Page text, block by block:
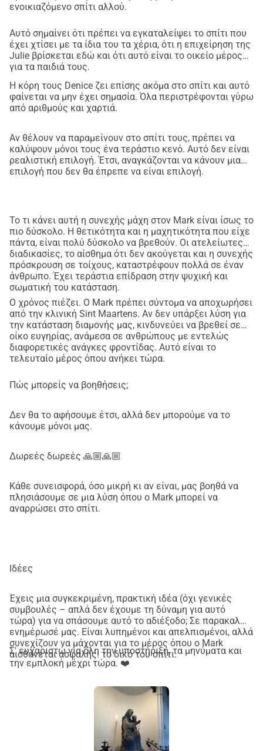
προσαρμοσμένο σπίτι. Ένα μέρος όπου θα μπορεί να
βήμα-βήμα να ξαναχτίσει το μέλλον του. Η υποστήριξή
σου κάνει πραγματικά τη διαφορά. Είτε μπορείς να
προσφέρεις ένα μικρό είτε ένα μεγάλο ποσό, κάθε
Μπορείς να δωρίσεις μέσω αυτής της σελίδας και πόσο
ωραίο θα ήταν να μοιραστεί αυτή η δράση με όσο το
δώσουμε στον Mark την ευκαιρία να κοιτάξει μπροστά.
Σύντομα θα ξεκινήσει η δράση μας με τα λουκάνικα, με
την ελπίδα να πλησιάσουμε πιο κοντά στον στόχο μας.
Για περισσότερες πληροφορίες μπορείς να
ενοικιαζόμενο σπίτι αλλού.
Αυτό σημαίνει ότι πρέπει να εγκαταλείψει το σπίτι που
έχει χτίσει με τα ίδια του τα χέρια, ότι η επιχείρηση της
Julie βρίσκεται εδώ και ότι αυτό είναι το οικείο μέρος
για τα παιδιά τους.
Η κόρη τους Denice ζει επίσης ακόμα στο σπίτι και αυτό
φαίνεται να μην έχει σημασία. Όλα περιστρέφονται γύρω
από αριθμούς και χαρτιά.
Αν θέλουν να παραμείνουν στο σπίτι τους, πρέπει να
καλύψουν μόνοι τους ένα τεράστιο κενό. Αυτό δεν είναι
ρεαλιστική επιλογή. Έτσι, αναγκάζονται να κάνουν μια
επιλογή που δεν θα έπρεπε να είναι επιλογή.
Το τι κάνει αυτή η συνεχής μάχη στον Mark είναι ίσως το
πιο δύσκολο. Η θετικότητα και η μαχητικότητα που είχε
πάντα, είναι πολύ δύσκολο να βρεθούν. Οι ατελείωτες
διαδικασίες, το αίσθημα ότι δεν ακούγεται και η συνεχής
πρόσκρουση σε τοίχους, καταστρέφουν πολλά σε έναν
άνθρωπο. Έχει τεράστια επίδραση στην ψυχική και
σωματική του κατάσταση.
Ο χρόνος πιέζει. Ο Mark πρέπει σύντομα να αποχωρήσει
από την κλινική Sint Maartens. Αν δεν υπάρξει λύση για
την κατάσταση διαμονής μας, κινδυνεύει να βρεθεί σε
οίκο ευγηρίας, ανάμεσα σε ανθρώπους με εντελώς
διαφορετικές ανάγκες φροντίδας. Αυτό είναι το
τελευταίο μέρος όπου ανήκει τώρα.
Πώς μπορείς να βοηθήσεις;
Δεν θα το αφήσουμε έτσι, αλλά δεν μπορούμε να το
κάνουμε μόνοι μας.
Δωρεές δωρεές 🙏🏼🙏🏼
Κάθε συνεισφορά, όσο μικρή κι αν είναι, μας βοηθά να
πλησιάσουμε σε μια λύση όπου ο Mark μπορεί να
αναρρώσει στο σπίτι.
Ιδέες
Έχεις μια συγκεκριμένη, πρακτική ιδέα (όχι γενικές
συμβουλές – απλά δεν έχουμε τη δύναμη για αυτό
τώρα) για να σπάσουμε αυτό το αδιέξοδο; Σε παρακαλώ,
ενημέρωσέ μας. Είναι λυπημένοι και απελπισμένοι, αλλά
συνεχίζουν να μάχονται για το μέρος όπου ο Mark
αισθάνεται ασφαλής: το δικό του σπίτι.
Σ' ευχαριστώ για όλη την υποστήριξη, τα μηνύματα και
την εμπλοκή μέχρι τώρα. ❤️